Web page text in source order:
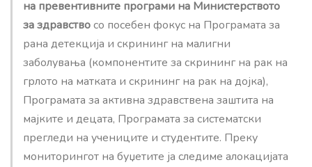
на превентивните програми на Министерството
за здравствосо посебен фокус на Програмата за
рана детекција и скрининг на малигни
заболувања (компонентите за скрининг на рак на
грлото на матката и скрининг на рак на дојка),
Програмата за активна здравствена заштита на
мајките и децата, Програмата за систематски
прегледи на учениците и студентите. Преку
мониторингот на буџетите ја следиме алокацијата